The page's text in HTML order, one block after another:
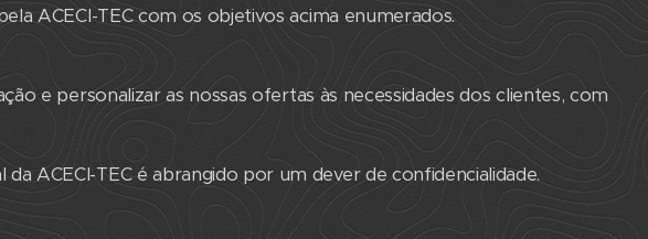
ACECI-TEC com os objetivos acima enumerados.
e personalizar as nossas ofertas às necessidades dos clientes, com
ACECI-TEC é abrangido por um dever de confidencialidade.